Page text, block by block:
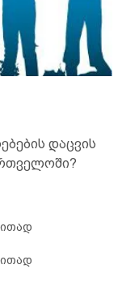
დაცვის